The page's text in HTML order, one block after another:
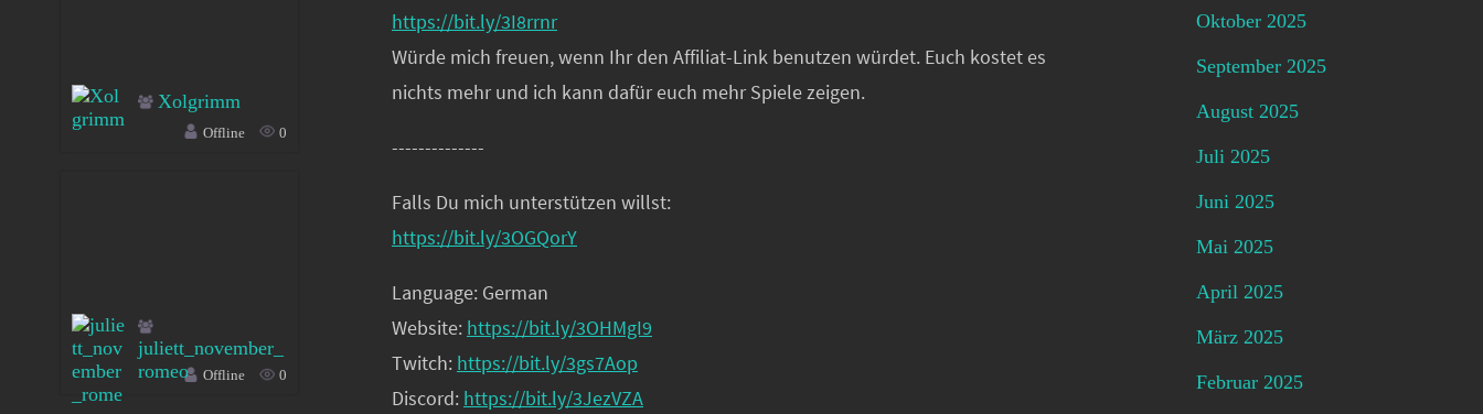
https://bit.ly/3I8rrnr
Würde mich freuen, wenn Ihr den Affiliat-Link benutzen würdet. Euch kostet es
nichts mehr und ich kann dafür euch mehr Spiele zeigen.
--------------
Falls Du mich unterstützen willst:
https://bit.ly/3OGQorY
Language: German
Website: https://bit.ly/3OHMgI9
Twitch: https://bit.ly/3gs7Aop
Discord: https://bit.ly/3JezVZA
Xolgrimm
Offline 0
juliett_november_
romeo
Offline 0
Oktober 2025
September 2025
August 2025
Juli 2025
Juni 2025
Mai 2025
April 2025
März 2025
Februar 2025